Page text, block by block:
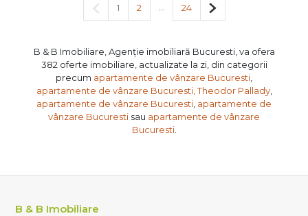
Pagina anterioară
1 2 24 Pagina următoare
B & B Imobiliare, Agenție imobiliară Bucuresti, va ofera
382 oferte imobiliare, actualizate la zi, din categorii
precum apartamente de vânzare Bucuresti
apartamente de vânzare Bucuresti, Theodor Pallady,
apartamente de vânzare Bucuresti apartamente de
vânzare Bucuresti sau apartamente de vânzare
Bucuresti.
B & B Imobiliare